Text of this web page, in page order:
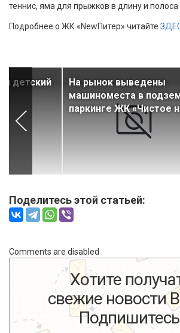
теннис, яма для прыжков в длину и полоса
Подробнее о ЖК «NewПитер» читайте
детский
На рынок выведены
машиноместа в
паркинге ЖК «Чистое
Поделитесь этой статьей:
Comments are disabled
Хотите
свежие новости